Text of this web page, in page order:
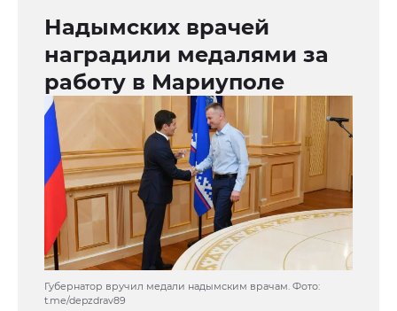
Надымских врачей
наградили медалями за
работу в Мариуполе
Губернатор вручил медали надымским врачам. Фото:
t.me/depzdrav89